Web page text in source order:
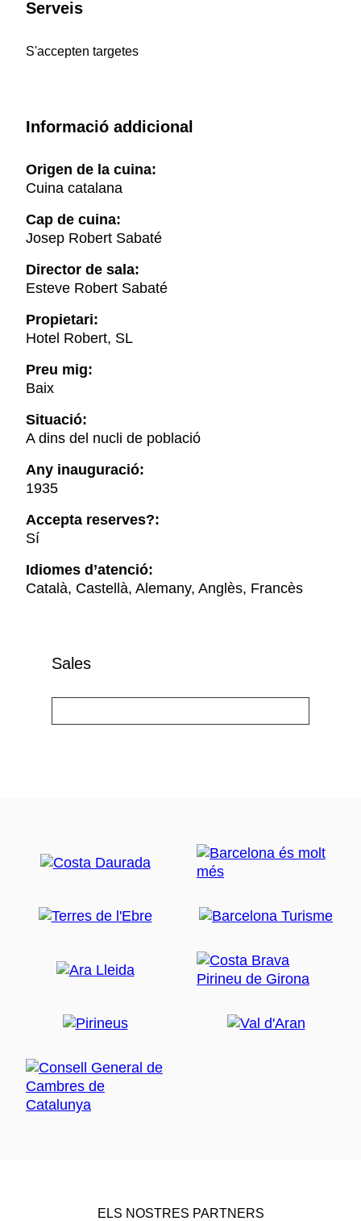
Serveis
S'accepten targetes
Informació addicional
Origen de la cuina:
Cuina catalana
Cap de cuina:
Josep Robert Sabaté
Director de sala:
Esteve Robert Sabaté
Propietari:
Hotel Robert, SL
Preu mig:
Baix
Situació:
A dins del nucli de població
Any inauguració:
1935
Accepta reserves?:
Sí
Idiomes d’atenció:
Català, Castellà, Alemany, Anglès, Francès
Sales
ELS NOSTRES PARTNERS